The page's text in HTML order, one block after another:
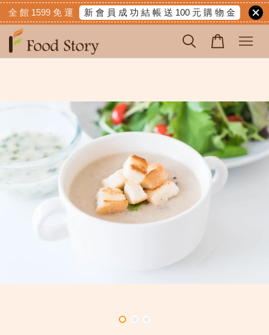
全 館 1599 免 運 新 會 員 成 功 結 帳 送 100 元 購 物 金